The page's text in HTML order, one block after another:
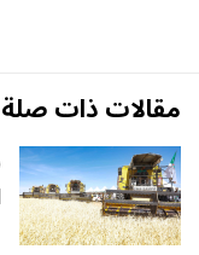
مقالات ذات صلة